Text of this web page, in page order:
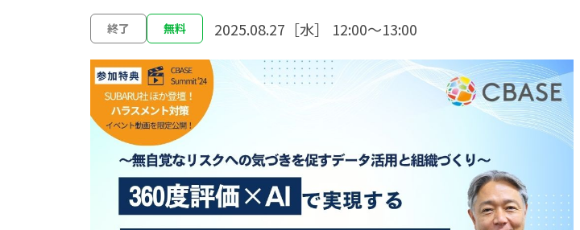
終了 無料 2025.08.27［水］ 12:00〜13:00